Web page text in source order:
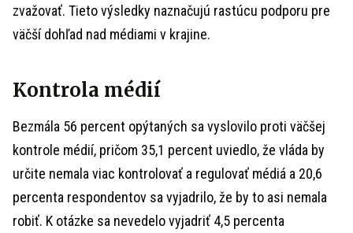
zvažovať. Tieto výsledky naznačujú rastúcu podporu pre
väčší dohľad nad médiami v krajine.
Kontrola médií
Bezmála 56 percent opýtaných sa vyslovilo proti väčšej
kontrole médií, pričom 35,1 percent uviedlo, že vláda by
určite nemala viac kontrolovať a regulovať médiá a 20,6
percenta respondentov sa vyjadrilo, že by to asi nemala
robiť. K otázke sa nevedelo vyjadriť 4,5 percenta